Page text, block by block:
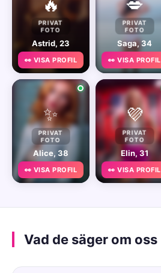
🔥
PRIVAT
FOTO
Astrid, 23
👀 VISA PROFIL
💋
PRIVAT
FOTO
Saga, 34
👀 VISA PROFIL
✨
PRIVAT
FOTO
Alice, 38
👀 VISA PROFIL
💜
PRIVAT
FOTO
Elin, 31
👀 VISA PROFIL
Vad de säger om oss